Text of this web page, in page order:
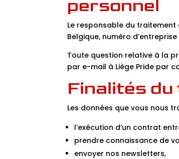
personnel
Le responsable du traitement
Belgique, numéro d’entreprise
Toute question relative à la
par e-mail à Liège Pride par
Finalités
Les données que vous nous
l’exécution d’un contrat
prendre connaissance de
envoyer nos newsletters,